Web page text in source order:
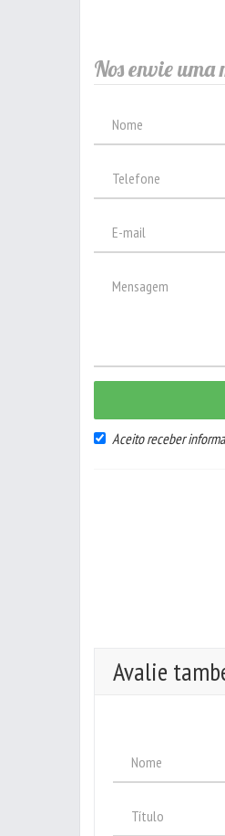
Nos envie uma
Aceito receber
Avalie